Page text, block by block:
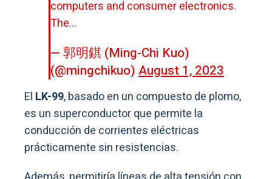
computers and consumer electronics.
The…
— 郭明錤 (Ming-Chi Kuo)
(@mingchikuo)August 1, 2023
El LK-99, basado en un compuesto de plomo,
es un superconductor que permite la
conducción de corrientes eléctricas
prácticamente sin resistencias.